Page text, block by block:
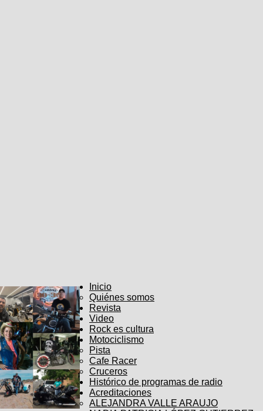
Inicio
Quiénes somos
Revista
Video
Rock es cultura
Motociclismo
Pista
Cafe Racer
Cruceros
Histórico de programas de radio
Acreditaciones
ALEJANDRA VALLE ARAUJO